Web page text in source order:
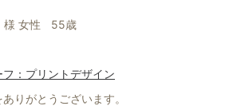
様 女性 55歳
：プリントデザイン
りがとうございます。